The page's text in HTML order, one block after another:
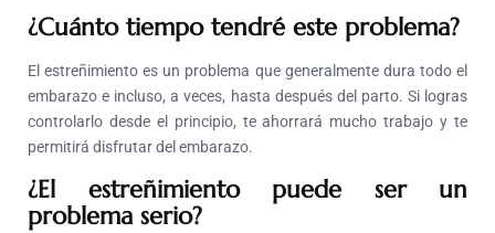
¿Cuánto tiempo tendré este problema?
El estreñimiento es un problema que generalmente dura todo el
embarazo e incluso, a veces, hasta después del parto. Si logras
controlarlo desde el principio, te ahorrará mucho trabajo y te
permitirá disfrutar del embarazo.
¿El estreñimiento puede ser un
problema serio?